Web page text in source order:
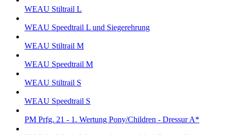
WEAU Stiltrail L
WEAU Speedtrail L und Siegerehrung
WEAU Stiltrail M
WEAU Speedtrail M
WEAU Stiltrail S
WEAU Speedtrail S
PM Prfg. 21 - 1. Wertung Pony/Children - Dressur A*